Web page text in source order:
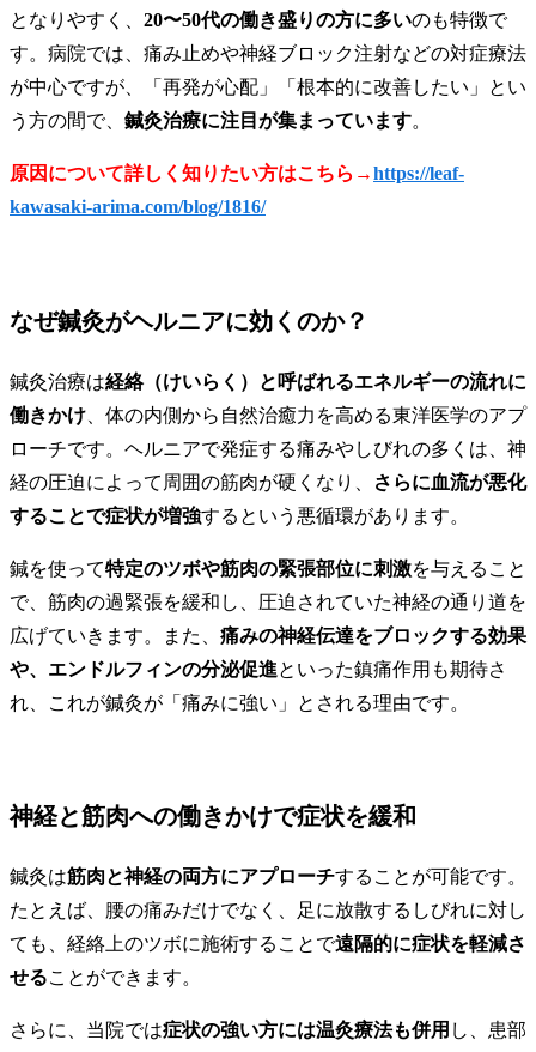
となりやすく、 20〜50代の働き盛りの方に多いのも特徴で
す。病院では、痛み止めや神経ブロック注射などの対症療法
が中心ですが、「再発が心配」「根本的に改善したい」とい
う方の間で、 鍼灸治療に注目が集まっています。
原因について詳しく知りたい方はこちら→https://leaf-
kawasaki-arima.com/blog/1816/
なぜ鍼灸がヘルニアに効くのか？
鍼灸治療は経絡（けいらく）と呼ばれるエネルギーの流れに
働きかけ 、体の内側から自然治癒力を高める東洋医学のアプ
ローチです。ヘルニアで発症する痛みやしびれの多くは、神
経の圧迫によって周囲の筋肉が硬くなり、
さらに血流が悪化
することで症状が増強するという悪循環があります。
鍼を使って特定のツボや筋肉の緊張部位に刺激を与えること
で、筋肉の過緊張を緩和し、圧迫されていた神経の通り道を
広げていきます。また、 痛みの神経伝達をブロックする効果
や、エンドルフィンの分泌促進といった鎮痛作用も期待さ
れ、これが鍼灸が「痛みに強い」とされる理由です。
神経と筋肉への働きかけで症状を緩和
鍼灸は筋肉と神経の両方にアプローチすることが可能です。
たとえば、腰の痛みだけでなく、足に放散するしびれに対し
ても、経絡上のツボに施術することで遠隔的に症状を軽減さ
せることができます。
さらに、当院では症状の強い方には温灸療法も併用 し、患部